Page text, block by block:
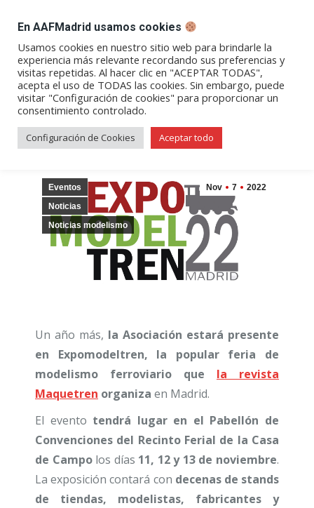
Abrir
enlace
en
una
ventana/pestaña
Abrir
enlace
en
una
ventana/pestaña
Abrir
enlace
en
una
ventana/pestaña
Abrir
enlace
en
una
Abrir
enlace
en
una
Expomodeltren 2022
Nov 7 2022
Eventos
Noticias
Noticias modelismo
Un año más, la Asociación estará presente
en Expomodeltren, la popular feria de
modelismo ferroviario que la revista
Maquetren organiza en Madrid.
El evento tendrá lugar en el Pabellón de
Convenciones del Recinto Ferial de la Casa
de Campolos días 11, 12 y 13 de noviembre.
La exposición contará con decenas de stands
de tiendas, modelistas, fabricantes y
En AAFMadrid usamos cookies
Usamos cookies en nuestro sitio web para brindarle la
experiencia más relevante recordando sus preferencias y
visitas repetidas. Al hacer clic en "ACEPTAR TODAS",
acepta el uso de TODAS las cookies. Sin embargo, puede
visitar "Configuración de cookies" para proporcionar un
consentimiento controlado.
Configuración de Cookies Aceptar todo